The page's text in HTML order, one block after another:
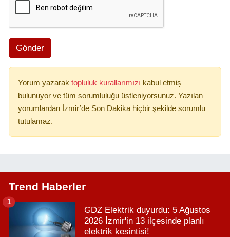
Gönder
Yorum yazarak topluluk kurallarımızı kabul etmiş
bulunuyor ve tüm sorumluluğu üstleniyorsunuz. Yazılan
yorumlardan İzmir’de Son Dakika hiçbir şekilde sorumlu
tutulamaz.
Trend Haberler
GDZ Elektrik duyurdu: 5 Ağustos
2026 İzmir'in 13 ilçesinde planlı
elektrik kesintisi!
1